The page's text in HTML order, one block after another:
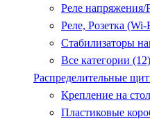
Реле напряжения/
Реле, Розетка (Wi-
Стабилизаторы
Все категории (12)
Распределительные
Крепление на
Пластиковые